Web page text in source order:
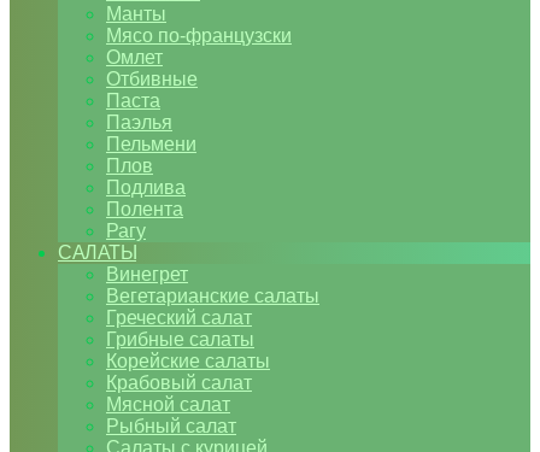
Манты
Мясо по-французски
Омлет
Отбивные
Паста
Паэлья
Пельмени
Плов
Подлива
Полента
Рагу
САЛАТЫ
Винегрет
Вегетарианские салаты
Греческий салат
Грибные салаты
Корейские салаты
Крабовый салат
Мясной салат
Рыбный салат
Салаты с курицей